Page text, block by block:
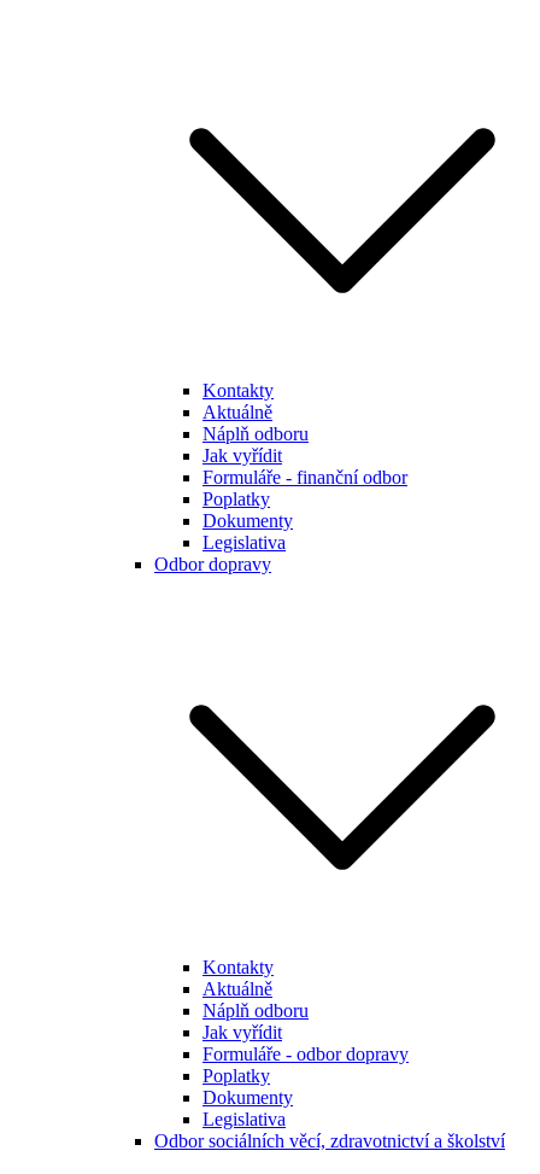
Kontakty
Aktuálně
Náplň odboru
Jak vyřídit
Formuláře - finanční odbor
Poplatky
Dokumenty
Legislativa
Odbor dopravy
Kontakty
Aktuálně
Náplň odboru
Jak vyřídit
Formuláře - odbor dopravy
Poplatky
Dokumenty
Legislativa
Odbor sociálních věcí, zdravotnictví a školství